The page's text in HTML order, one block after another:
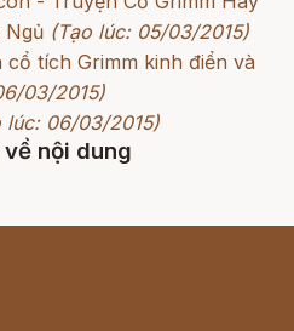
Ngủ (Tạo lúc: 05/03/2015)
tích Grimm kinh điển và
03/2015)
lúc: 06/03/2015)
nội dung